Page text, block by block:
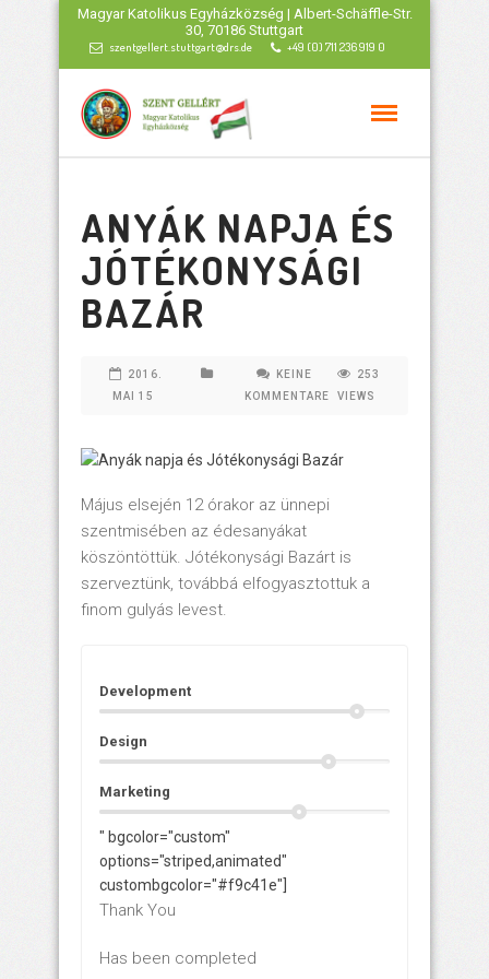
Magyar Katolikus Egyházközség | Albert-Schäffle-Str.
30, 70186 Stuttgart
szentgellert.stuttgart@drs.de +49 (0) 711 236 919 0
ANYÁK NAPJA ÉS
JÓTÉKONYSÁGI
BAZÁR
2016.
MAI 15
KEINE
KOMMENTARE
253
VIEWS
Május elsején 12 órakor az ünnepi
szentmisében az édesanyákat
köszöntöttük. Jótékonysági Bazárt is
szerveztünk, továbbá elfogyasztottuk a
finom gulyás levest.
Development
Design
Marketing
" bgcolor="custom"
options="striped,animated"
custombgcolor="#f9c41e"]
Thank You
Has been completed